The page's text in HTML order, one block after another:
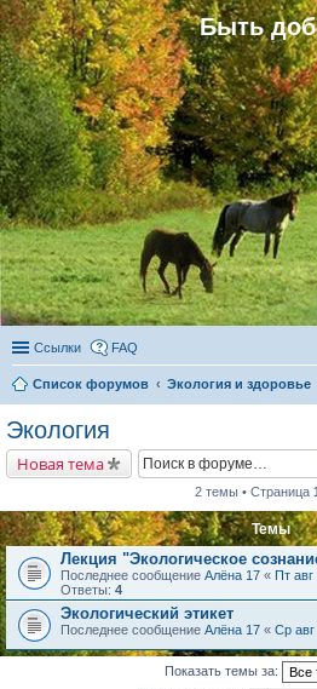
Быть
Ссылки FAQ
Список форумов Экология и здоровье
Экология
Новая тема
2 темы • Страница
Темы
Лекция "Экологическое
Последнее сообщение Алёна 17 « Пт авг
Ответы: 4
Экологический этикет
Последнее сообщение Алёна 17 « Ср
Показать темы за: